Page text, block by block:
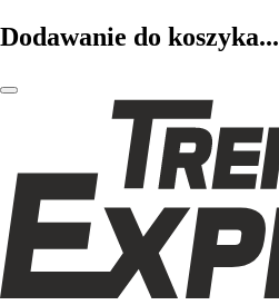
Dodawanie do koszyka...